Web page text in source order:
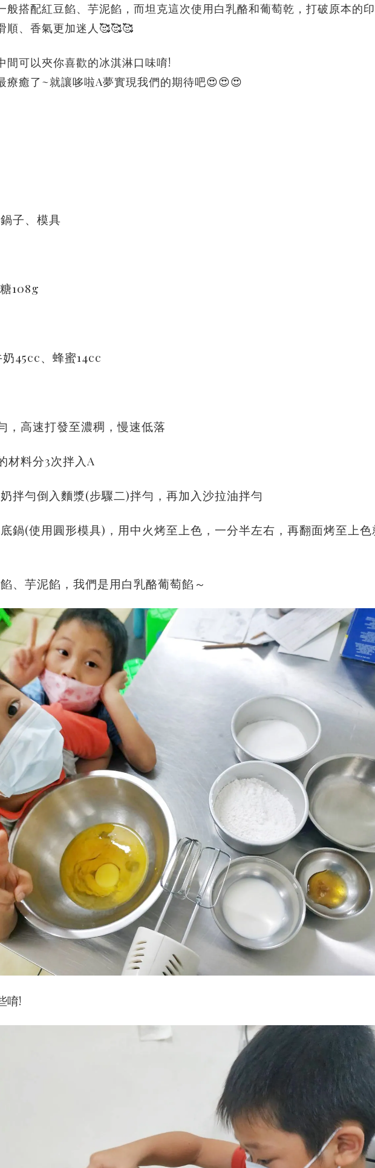
般搭配紅豆餡、芋泥餡，而坦克這次使用白乳酪和葡萄乾，打破原本的印
順、香氣更加迷人🥰🥰🥰
間可以夾你喜歡的冰淇淋口味唷!
療癒了~就讓哆啦A夢實現我們的期待吧😍😍😍
子、模具
108g
45cc、蜂蜜14cc
，高速打發至濃稠，慢速低落
材料分3次拌入A
拌勻倒入麵漿(步驟二)拌勻，再加入沙拉油拌勻
底鍋(使用圓形模具)，用中火烤至上色，一分半左右，再翻面烤至上色
、芋泥餡，我們是用白乳酪葡萄餡～
唷!